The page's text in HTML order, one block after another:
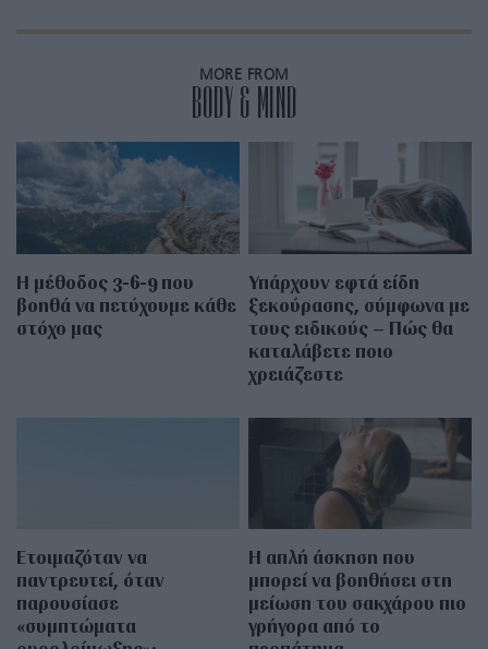
MORE FROM
BODY & MIND
Η μέθοδος 3-6-9 που
βοηθά να πετύχουμε κάθε
στόχο μας
Υπάρχουν εφτά είδη
ξεκούρασης, σύμφωνα με
τους ειδικούς – Πώς θα
καταλάβετε ποιο
χρειάζεστε
Ετοιμαζόταν να
παντρευτεί, όταν
παρουσίασε
«συμπτώματα
Η απλή άσκηση που
μπορεί να βοηθήσει στη
μείωση του σακχάρου πιο
γρήγορα από το